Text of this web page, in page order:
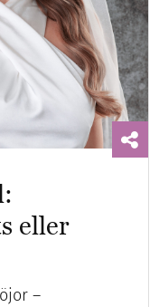
eller
–